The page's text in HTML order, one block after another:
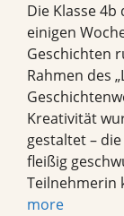
Die Klasse
einigen
Geschichten
Rahmen des
Kreativität
gestaltet –
fleißig
Teilnehmerin
more